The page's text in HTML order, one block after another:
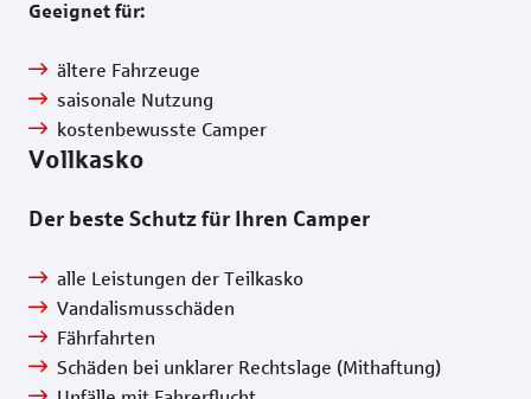
Geeignet für:
ältere Fahrzeuge
saisonale Nutzung
kostenbewusste Camper
Vollkasko
Der beste Schutz für Ihren Camper
alle Leistungen der Teilkasko
Vandalismusschäden
Fährfahrten
Schäden bei unklarer Rechtslage (Mithaftung)